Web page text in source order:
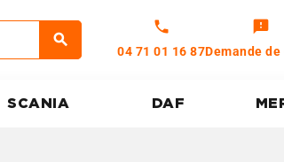
call
04 71 01 16 87
feedback
Demande
SCANIA DAF